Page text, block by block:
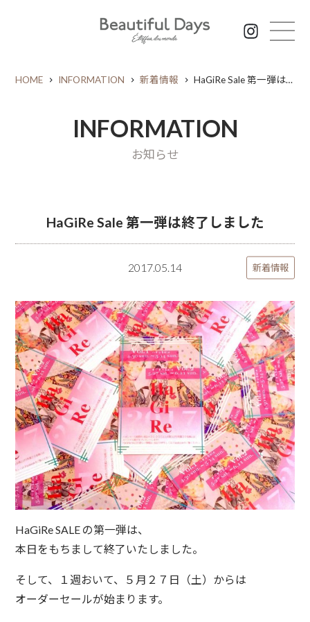
HOME INFORMATION 新着情報 HaGiRe Sale 第一弾は終了しました
INFORMATION
お知らせ
HaGiRe Sale 第一弾は終了しました
2017.05.14 新着情報
HaGiRe SALE の第一弾は、
本日をもちまして終了いたしました。
そして、１週おいて、５月２７日（土）からは
オーダーセールが始まります。